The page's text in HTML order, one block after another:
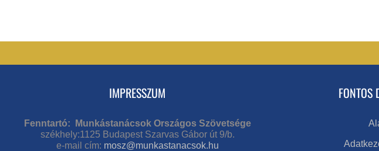
IMPRESSZUM
Fenntartó: Munkástanácsok Országos Szövetsége
székhely:1125 Budapest Szarvas Gábor út 9/b.
e-mail cím: mosz@munkastanacsok.hu
FONTOS